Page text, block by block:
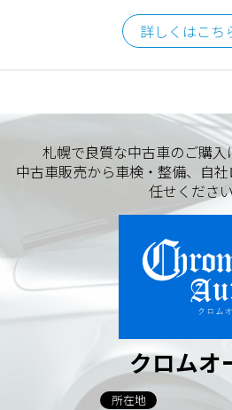
詳しくはこち
札幌で良質な中古車のご購
中古車販売から車検・整備、自
任せくださ
クロムオ
所在地